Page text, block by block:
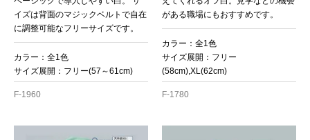
イズは背面のマジックベルトで自在
に調整可能なフリーサイズです。
カラー：全1色
サイズ展開：フリー(57～61cm)
F-1960
がある職場にもおすすめです。
カラー：全1色
サイズ展開：フリー
(58cm),XL(62cm)
F-1780